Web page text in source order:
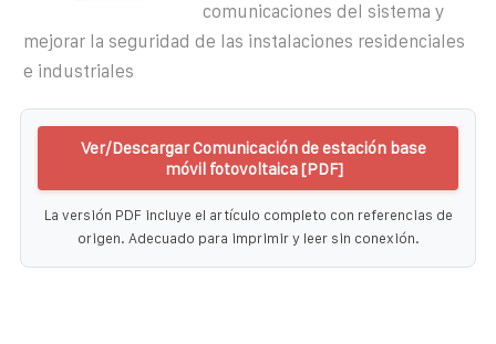
comunicaciones del sistema y
mejorar la seguridad de las instalaciones residenciales
e industriales
Ver/Descargar Comunicación de estación base
móvil fotovoltaica [PDF]
La versión PDF incluye el artículo completo con referencias de
origen. Adecuado para imprimir y leer sin conexión.